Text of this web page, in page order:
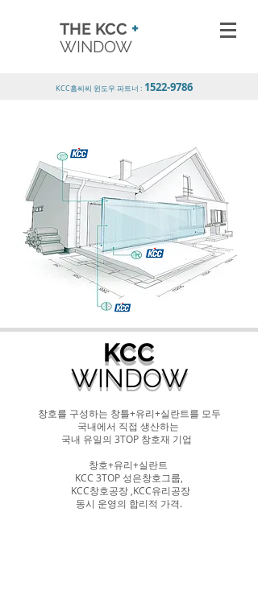
THE KCC +
WINDOW
KCC홈씨씨 윈도우 파트너 : 1522-9786
KCC
WINDOW
창호를 구성하는 창틀+유리+실란트를 모두
국내에서 직접 생산하는
국내 유일의 3TOP 창호재 기업
창호+유리+실란트
KCC 3TOP 성은창호그룹
KCC창호공장 ,KCC유리공장
​동시 운영의 합리적 가격.